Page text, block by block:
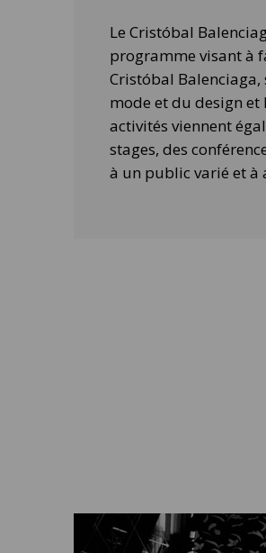
Le Cristóbal
programme visant à
Cristóbal Balenciaga,
mode et du design et
activités viennent
stages, des
à un public varié et à